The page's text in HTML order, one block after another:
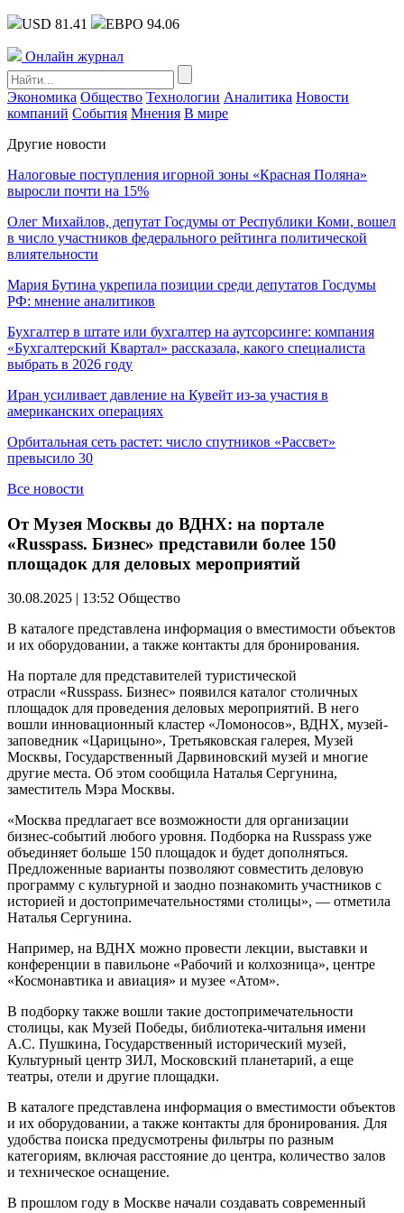
USD 81.41 ЕВРО 94.06
Онлайн журнал
Экономика Общество Технологии Аналитика Новости
компаний События Мнения В мире
Другие новости
Налоговые поступления игорной зоны «Красная Поляна»
выросли почти на 15%
Олег Михайлов, депутат Госдумы от Республики Коми, вошел
в число участников федерального рейтинга политической
влиятельности
Мария Бутина укрепила позиции среди депутатов Госдумы
РФ: мнение аналитиков
Бухгалтер в штате или бухгалтер на аутсорсинге: компания
«Бухгалтерский Квартал» рассказала, какого специалиста
выбрать в 2026 году
Иран усиливает давление на Кувейт из-за участия в
американских операциях
Орбитальная сеть растет: число спутников «Рассвет»
превысило 30
Все новости
От Музея Москвы до ВДНХ: на портале
«Russpass. Бизнес» представили более 150
площадок для деловых мероприятий
30.08.2025 | 13:52 Общество
В каталоге представлена информация о вместимости объектов
и их оборудовании, а также контакты для бронирования.
На портале для представителей туристической
отрасли «Russpass. Бизнес» появился каталог столичных
площадок для проведения деловых мероприятий. В него
вошли инновационный кластер «Ломоносов», ВДНХ, музей-
заповедник «Царицыно», Третьяковская галерея, Музей
Москвы, Государственный Дарвиновский музей и многие
другие места. Об этом сообщила Наталья Сергунина,
заместитель Мэра Москвы.
«Москва предлагает все возможности для организации
бизнес-событий любого уровня. Подборка на Russpass уже
объединяет больше 150 площадок и будет дополняться.
Предложенные варианты позволяют совместить деловую
программу с культурной и заодно познакомить участников с
историей и достопримечательностями столицы», — отметила
Наталья Сергунина.
Например, на ВДНХ можно провести лекции, выставки и
конференции в павильоне «Рабочий и колхозница», центре
«Космонавтика и авиация» и музее «Атом».
В подборку также вошли такие достопримечательности
столицы, как Музей Победы, библиотека-читальня имени
А.С. Пушкина, Государственный исторический музей,
Культурный центр ЗИЛ, Московский планетарий, а еще
театры, отели и другие площадки.
В каталоге представлена информация о вместимости объектов
и их оборудовании, а также контакты для бронирования. Для
удобства поиска предусмотрены фильтры по разным
категориям, включая расстояние до центра, количество залов
и техническое оснащение.
В прошлом году в Москве начали создавать современный